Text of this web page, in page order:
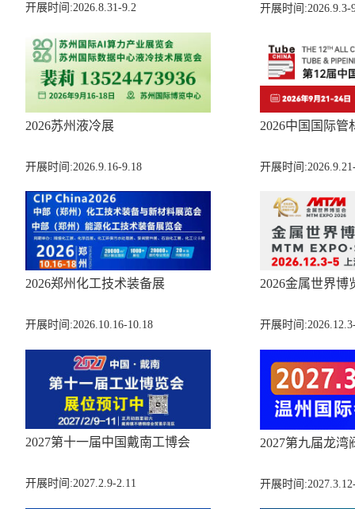
开展时间:2026.8.31-9.2 开展时间:2026.9.3-
2026苏州液冷展
开展时间:2026.9.16-9.18
2026中国国际管
开展时间
2026郑州化工技术装备展
开展时间:2026.10.16-10.18
2026金属世界博
开展时间
2027第十一届中国戴南工博会
开展时间:2027.2.9-2.11
2027第九届龙湾
开展时间